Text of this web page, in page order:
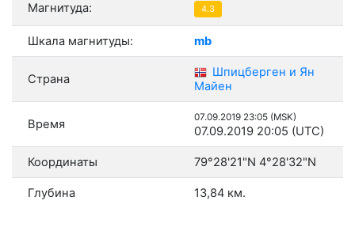
Магнитуда: 4.3
Шкала магнитуды: mb
Страна
Шпицберген и Ян
Майен
Время 07.09.2019 23:05 (MSK)
07.09.2019 20:05 (UTC)
Координаты 79°28'21"N 4°28'32"N
Глубина 13,84 км.